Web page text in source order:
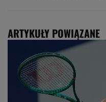
ARTYKUŁY POWIĄZANE